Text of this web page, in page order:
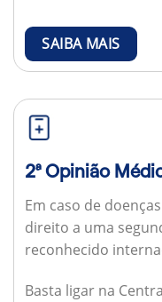
SAIBA MAIS
2ª Opinião
Em caso de
direito a uma
reconhecido
Basta ligar na